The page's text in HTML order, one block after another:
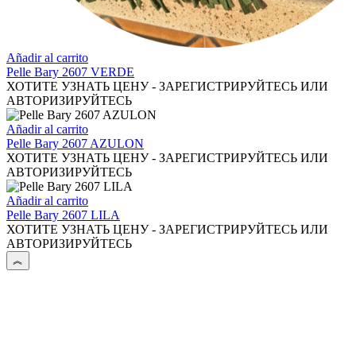
Añadir al carrito
Pelle Bary 2607 VERDE
ХОТИТЕ УЗНАТЬ ЦЕНУ - ЗАРЕГИСТРИРУЙТЕСЬ ИЛИ
АВТОРИЗИРУЙТЕСЬ
Añadir al carrito
Pelle Bary 2607 AZULON
ХОТИТЕ УЗНАТЬ ЦЕНУ - ЗАРЕГИСТРИРУЙТЕСЬ ИЛИ
АВТОРИЗИРУЙТЕСЬ
Añadir al carrito
Pelle Bary 2607 LILA
ХОТИТЕ УЗНАТЬ ЦЕНУ - ЗАРЕГИСТРИРУЙТЕСЬ ИЛИ
АВТОРИЗИРУЙТЕСЬ